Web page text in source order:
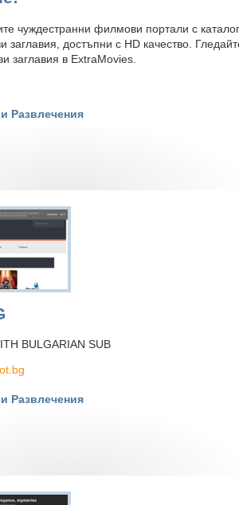
чуждестранни филмови портали с
достъпни с HD качество.
заглавия в ExtraMovies.
Развлечения
BULGARIAN SUB
Развлечения